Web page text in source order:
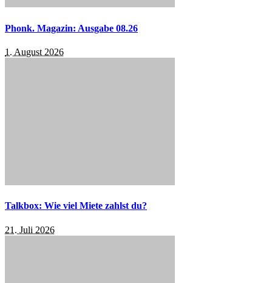
Phonk. Magazin: Ausgabe 08.26
1. August 2026
Talkbox: Wie viel Miete zahlst du?
21. Juli 2026